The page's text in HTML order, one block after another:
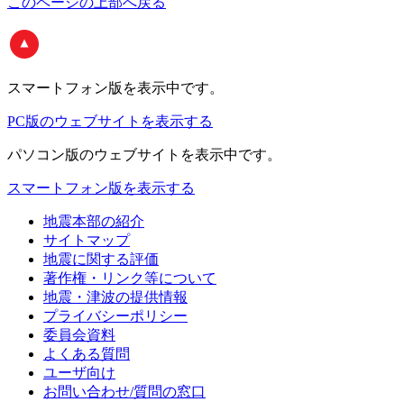
スマートフォン版 を表示中です。
PC版のウェブサイトを表示する
パソコン版のウェブサイトを表示中です。
スマートフォン版を表示する
地震本部の紹介
サイトマップ
地震に関する評価
著作権・リンク等について
地震・津波の提供情報
プライバシーポリシー
委員会資料
よくある質問
ユーザ向け
お問い合わせ/質問の窓口